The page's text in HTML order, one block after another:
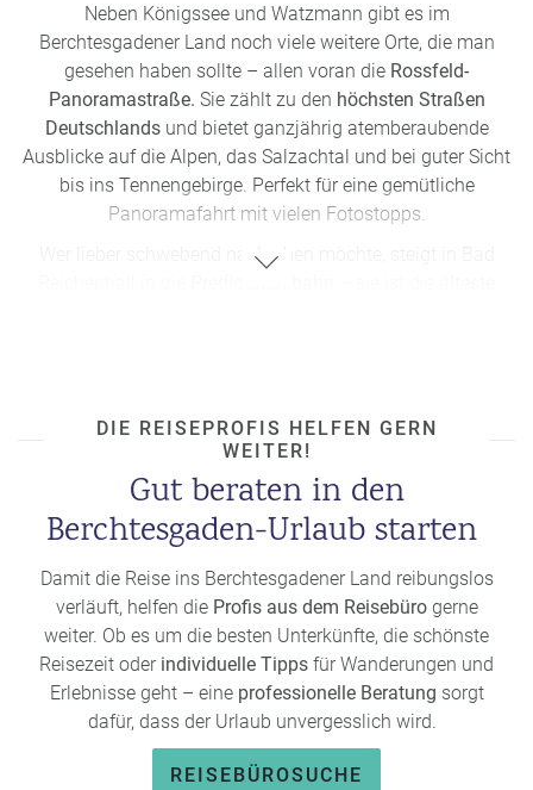
Neben Königssee und Watzmann gibt es im
Berchtesgadener Land noch viele weitere Orte, die man
gesehen haben sollte – allen voran die Rossfeld-
Panoramastraße. Sie zählt zu den höchsten Straßen
Deutschlandsund bietet ganzjährig atemberaubende
Ausblicke auf die Alpen, das Salzachtal und bei guter Sicht
bis ins Tennengebirge. Perfekt für eine gemütliche
Panoramafahrt mit vielen Fotostopps.
Wer lieber schwebend nach oben möchte, steigt in Bad
einmaliger Blick über das Lattengebirge.
Einst Rückzugsort der NS-Führung, erzählt heute das
Dokumentationszentrumdie bewegte Geschichte des Ortes
– eindrucksvoll, informativ und nachdenklich zugleich.
Und wer die Natur noch intensiver erleben will, sollte im
Nationalparkzentrum „Haus der Berge“
vorbeischauen. Die
zeigt, wie vielfältig und
schützenswert die Bergwelt rund um Berchtesgaden
wirklich ist – ein Erlebnis für große und kleine Entdecker.
DIE REISEPROFIS HELFEN GERN
WEITER!
Gut beraten in den
Berchtesgaden-Urlaub starten
Damit die Reise ins Berchtesgadener Land reibungslos
verläuft, helfen die Profis aus dem Reisebürogerne
weiter. Ob es um die besten Unterkünfte, die schönste
Reisezeit oder individuelle Tipps für Wanderungen und
Erlebnisse geht – eineprofessionelle Beratung sorgt
dafür, dass der Urlaub unvergesslich wird.
REISEBÜROSUCHE